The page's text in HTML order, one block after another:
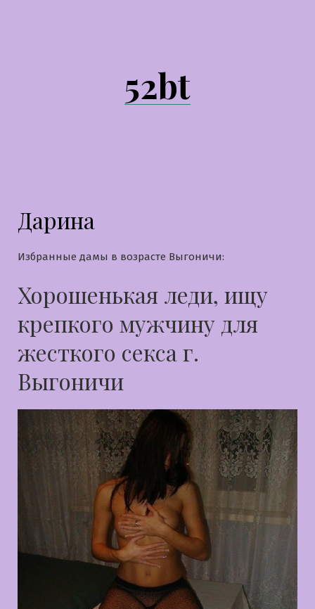
52bt
Дарина
Избранные дамы в возрасте Выгоничи:
Хорошенькая леди, ищу
крепкого мужчину для
жесткого секса г.
Выгоничи